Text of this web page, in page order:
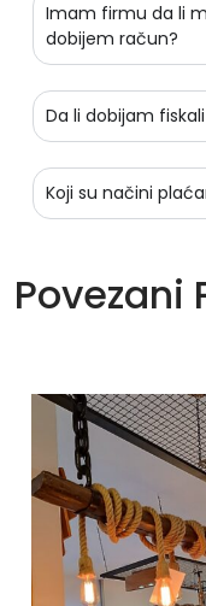
Imam firmu da li
dobijem račun?
Da li dobijam
Koji su načini
Povezani